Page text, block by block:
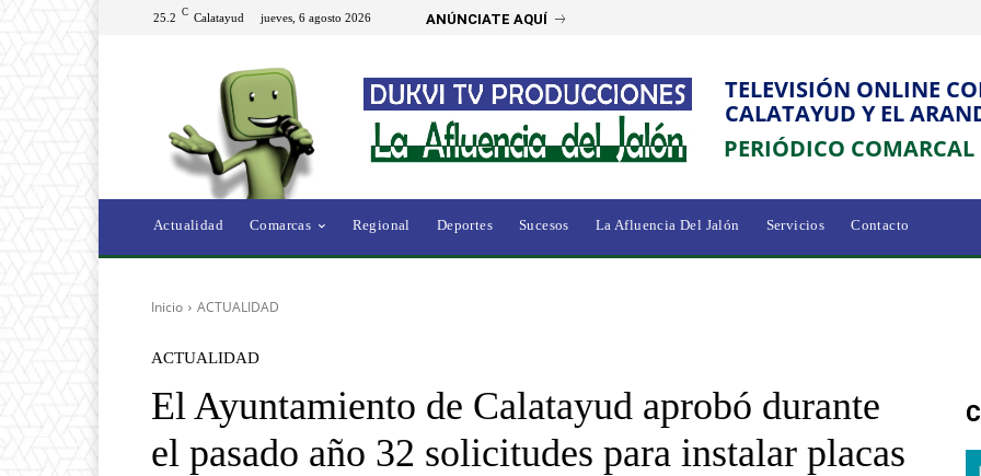
25.2 C Calatayud jueves, 6 agosto 2026 ANÚNCIATE AQUÍ
TELEVISIÓN ONLINE
CALATAYUD Y EL
PERIÓDICO
Actualidad Comarcas Regional Deportes Sucesos La Afluencia Del Jalón Servicios Contacto
Inicio ACTUALIDAD
ACTUALIDAD
El Ayuntamiento de Calatayud aprobó durante
el pasado año 32 solicitudes para instalar placas